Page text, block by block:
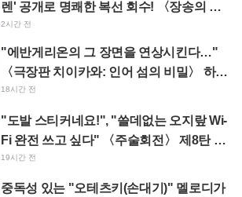
렌' 공개로 명쾌한 복선 회수! 〈장송의 프
리렌〉 "츤데렌이시네요" 반응
2시간 전
"에반게리온의 그 장면을 연상시킨다…"
〈극장판 치이카와: 인어 섬의 비밀〉 하치
와레가 부르는 불길한 PV 화제
18시간 전
"도발 스티커네요!", "쓸데없는 오지랖 Wi-
Fi 완전 쓰고 싶다" 〈주술회전〉 제8탄 사
멸회유 스티커 등장에 팬들 환호
19시간 전
중독성 있는 "오테츠키(손대기)" 멜로디가